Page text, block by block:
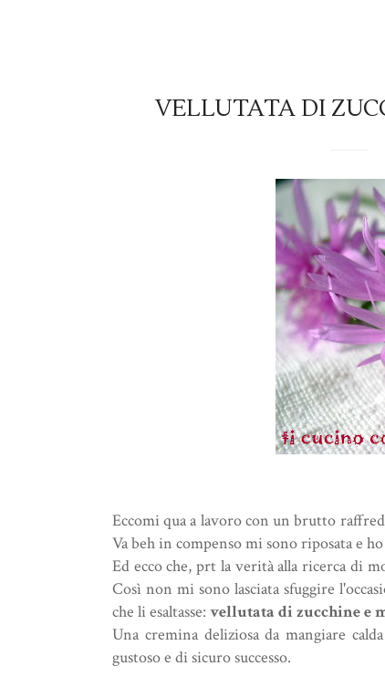
VELLUTATA DI
Eccomi qua a lavoro con un brutto
Va beh in compenso mi sono riposata e
Ed ecco che, prt la verità alla ricerca di
Così non mi sono lasciata sfuggire
che li esaltasse: vellutata di zucchine e
Una cremina deliziosa da mangiare
gustoso e di sicuro successo.